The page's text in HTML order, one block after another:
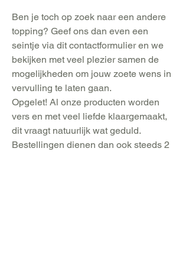
Ben je toch op zoek naar een andere
topping? Geef ons dan even een
seintje via dit contactformulier en we
bekijken met veel plezier samen de
mogelijkheden om jouw zoete wens in
vervulling te laten gaan.
Opgelet! Al onze producten worden
vers en met veel liefde klaargemaakt,
dit vraagt natuurlijk wat geduld.
Bestellingen dienen dan ook steeds 2